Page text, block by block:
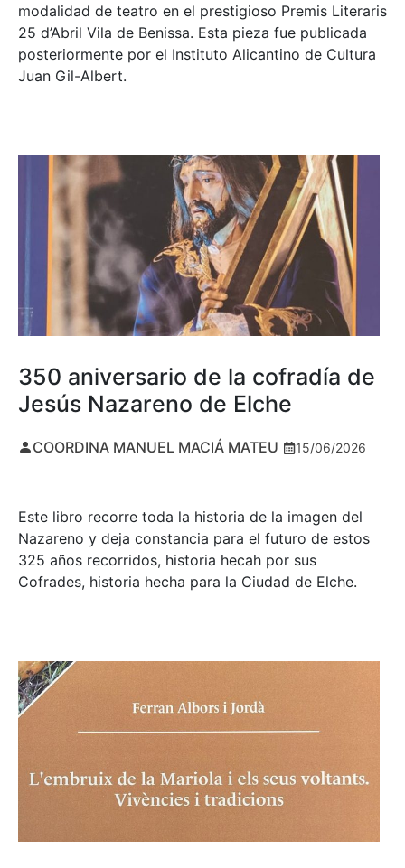
modalidad de teatro en el prestigioso Premis Literaris
25 d’Abril Vila de Benissa. Esta pieza fue publicada
posteriormente por el Instituto Alicantino de Cultura
Juan Gil-Albert.
350 aniversario de la cofradía de
Jesús Nazareno de Elche
COORDINA MANUEL MACIÁ MATEU 15/06/2026
Este libro recorre toda la historia de la imagen del
Nazareno y deja constancia para el futuro de estos
325 años recorridos, historia hecah por sus
Cofrades, historia hecha para la Ciudad de Elche.